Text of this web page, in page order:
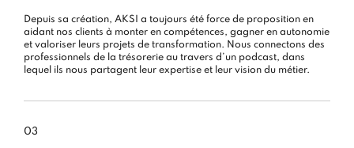
Depuis sa création, AKSI a toujours été force de proposition en
aidant nos clients à monter en compétences, gagner en autonomie
et valoriser leurs projets de transformation. Nous connectons des
professionnels de la trésorerie au travers d’un podcast, dans
lequel ils nous partagent leur expertise et leur vision du métier.
03